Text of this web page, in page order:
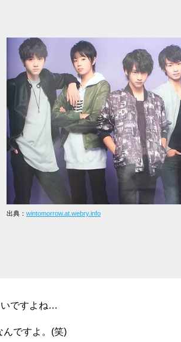
出典： wintomorrow.at.webry.info
ですよね…
んですよ。(笑)